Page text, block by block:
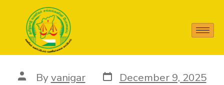
莫阿纳 豆瓣
Byvanigar
December 9, 2025